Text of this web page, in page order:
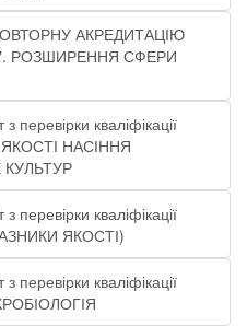
АКРЕДИТАЦІЮ
РОЗШИРЕННЯ СФЕРИ
перевірки кваліфікації
НАСІННЯ
перевірки кваліфікації
ЯКОСТІ)​
перевірки кваліфікації